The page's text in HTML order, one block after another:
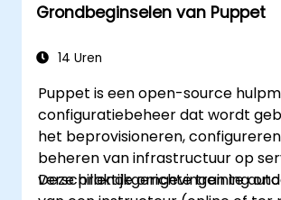
Grondbeginselen van Puppet
14 Uren
Puppet is een open-source
configuratiebeheer dat wordt
het beprovisioneren,
beheren van infrastructuur op
verschillende omgevingen te
Deze praktijkgerichte training